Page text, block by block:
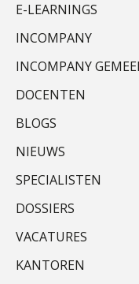
E-LEARNINGS
INCOMPANY
INCOMPANY
DOCENTEN
BLOGS
NIEUWS
SPECIALISTEN
DOSSIERS
VACATURES
KANTOREN